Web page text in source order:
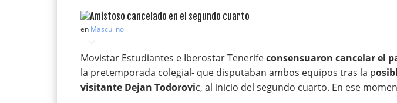
en Masculino
Movistar Estudiantes e Iberostar Tenerifeconsensuaron cancelar el
la pretemporada colegial- que disputaban ambos equipos tras la p
visitante Dejan Todorovic, al inicio del segundo cuarto. En ese